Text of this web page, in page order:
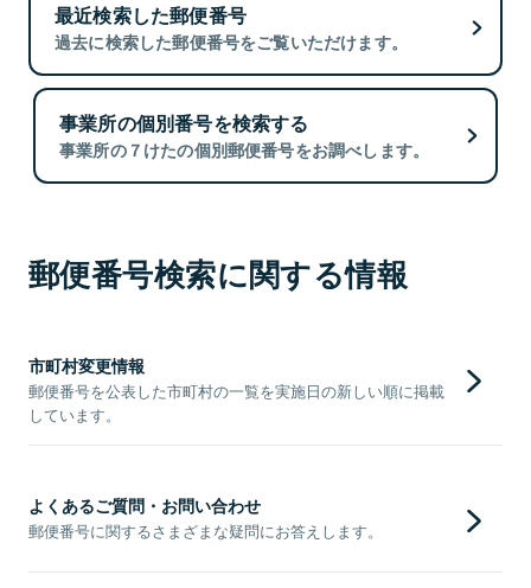
最近検索した郵便番号
過去に検索した郵便番号をご覧いただけます。
事業所の個別番号を検索する
事業所の７けたの個別郵便番号をお調べします。
郵便番号検索に関する情報
市町村変更情報
郵便番号を公表した市町村の一覧を実施日の新しい順に掲載
しています。
よくあるご質問・お問い合わせ
郵便番号に関するさまざまな疑問にお答えします。